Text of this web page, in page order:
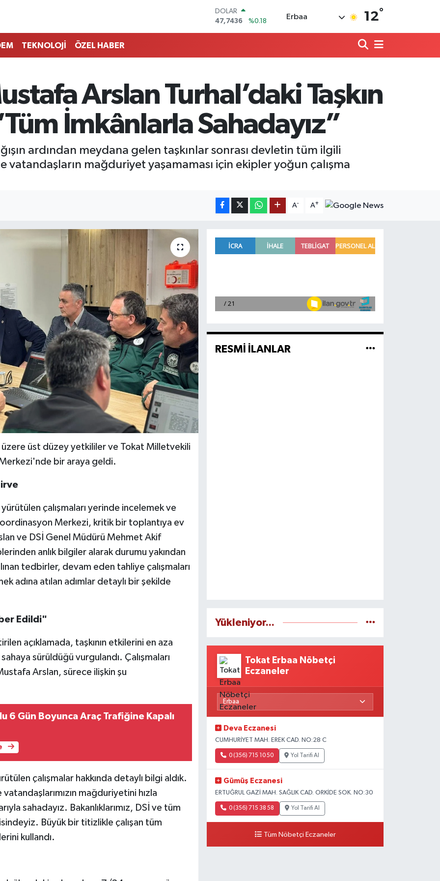
DOLAR
47,7436
%0.18
BİST100
13.779
%-14
64.815,30
%-0.1
Erbaa 12°
TEKNOLOJİ ÖZEL HABER
Arslan Turhal’daki Taşkın
İmkânlarla Sahadayız”
ardından meydana gelen taşkınlar sonrası devletin tüm ilgili
mağduriyet yaşamaması için ekipler yoğun çalışma
A- A+
üst düzey yetkililer ve Tokat Milletvekili
bir araya geldi.
yürütülen çalışmaları yerinde incelemek ve
Merkezi, kritik bir toplantıya ev
ve DSİ Genel Müdürü Mehmet Akif
anlık bilgiler alarak durumu yakından
tedbirler, devam eden tahliye çalışmaları
adına atılan adımlar detaylı bir şekilde
Edildi"
açıklamada, taşkının etkilerini en aza
sürüldüğü vurgulandı. Çalışmaları
Arslan, sürece ilişkin şu
6 Gün Boyunca Araç Trafiğine Kapalı
çalışmalar hakkında detaylı bilgi aldık.
mağduriyetini hızla
sahadayız. Bakanlıklarımız, DSİ ve tüm
Büyük bir titizlikle çalışan tüm
kullandı.
RESMİ İLANLAR
Yükleniyor...
Tokat Erbaa Nöbetçi
Eczaneler
Deva Eczanesi
CUMHURİYET MAH. EREK CAD. NO:28 C
0 (356) 715 10 50 Yol Tarifi Al
Gümüş Eczanesi
ERTUĞRUL GAZİ MAH. SAĞLIK CAD. ORKİDE SOK. NO:30
0 (356) 715 38 58 Yol Tarifi Al
Tüm Nöbetçi Eczaneler